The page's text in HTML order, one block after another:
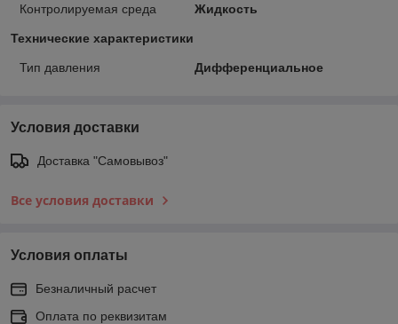
Контролируемая среда Жидкость
Технические характеристики
Тип давления Дифференциальное
Условия доставки
Доставка "Самовывоз"
Все условия доставки
Условия оплаты
Безналичный расчет
Оплата по реквизитам